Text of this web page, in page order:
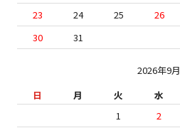
23
24 25 26
30
31
2026年9月
日
月 火 水
1
2